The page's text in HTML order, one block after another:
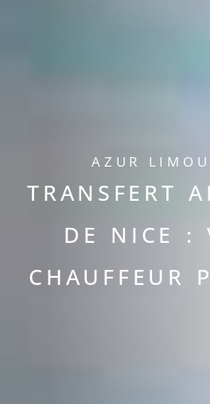
AZUR
TRANSFERT
DE NICE :
CHAUFFEUR